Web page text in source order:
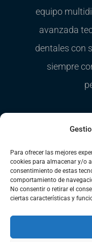
Para ofrecer las mejores
cookies para almacenar y/o
consentimiento de estas
comportamiento de
No consentir o retirar el
ciertas características y
equipo
avanzada
dentales con
siempre
Promociones/